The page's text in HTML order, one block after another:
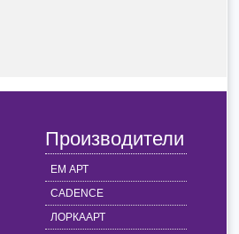
Производители
ЕМ АРТ
CADENCE
ЛОРКААРТ